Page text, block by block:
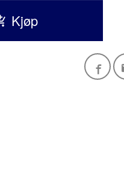
Kjøp